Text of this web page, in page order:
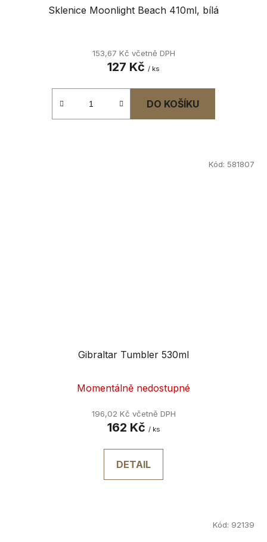
Sklenice Moonlight Beach 410ml, bílá
153,67 Kč včetně DPH
127 Kč / ks
DO KOŠÍKU
Gibraltar Tumbler 530ml
Momentálně nedostupné
196,02 Kč včetně DPH
162 Kč / ks
DETAIL
Kód: 581807
Kód: 92139